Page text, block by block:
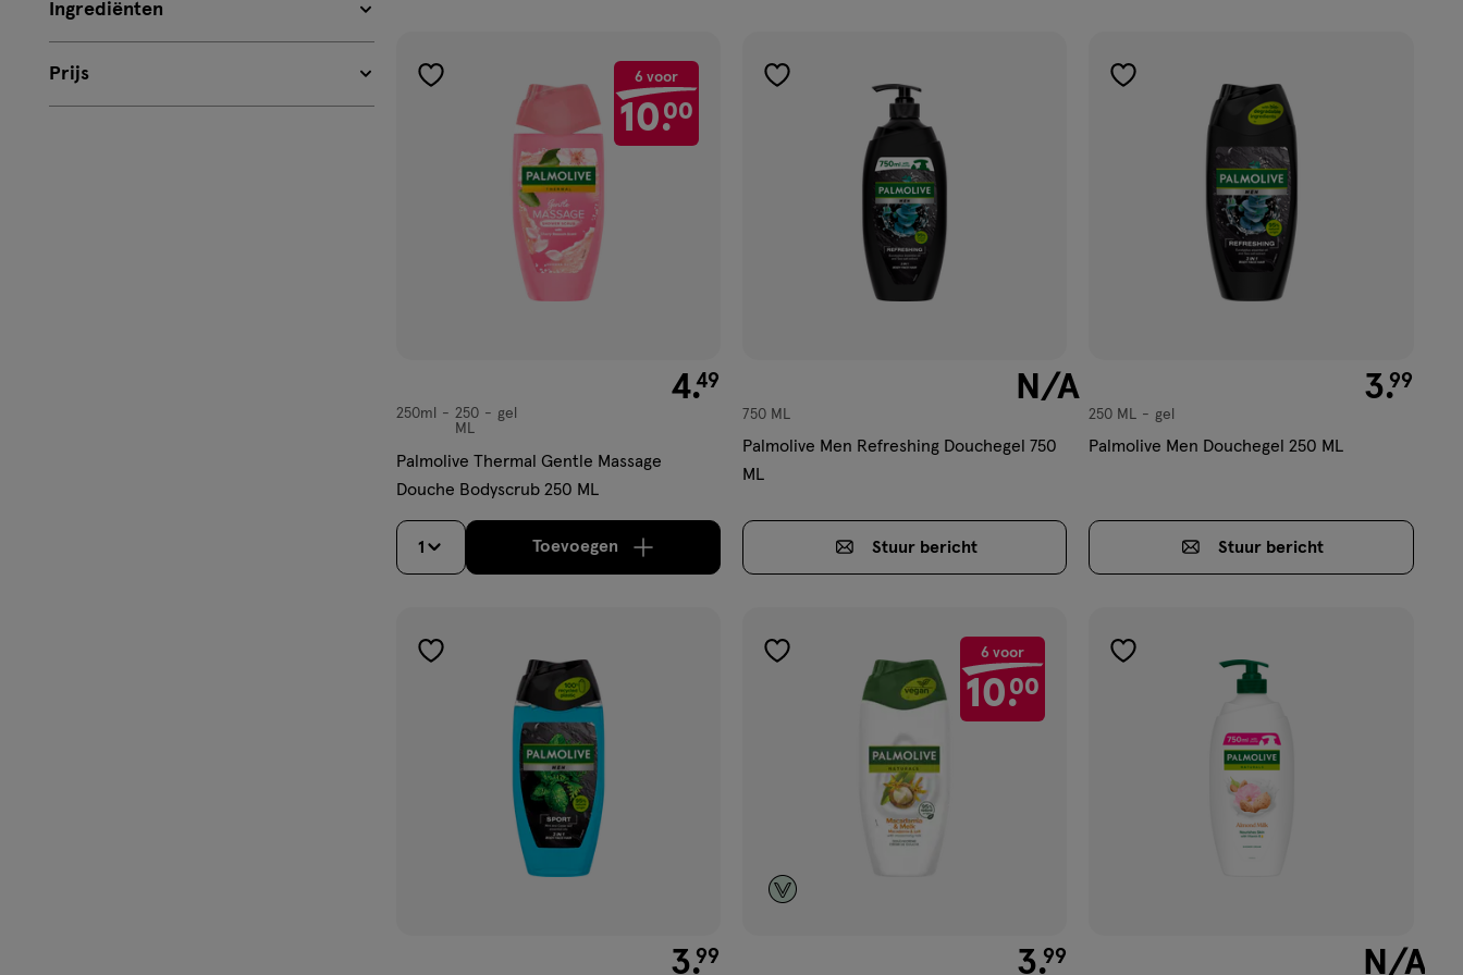
Ingrediënten
Prijs 6 voor
10.00
toevoegen
€ 4.49
4.49
250ml,
250ml
250
ML
gel
Palmolive Thermal Gentle Massage
Douche Bodyscrub 250 ML
1 Toevoegenverhoog aantal met één Bijna uitverkocht!Er zijn nog maar 24 producten op voorraad.
toevoegen
nullN/A
750 ML
Palmolive Men Refreshing Douchegel 750
ML
Stuur bericht
toevoegen
€ 3.99
3.99
gel
250 ML gel
Palmolive Men Douchegel 250 ML
Stuur bericht
toevoegen
€ 3.99
3.99
6 voor
10.00
toevoegen
€ 3.99
3.99
toevoegen
nullN/A